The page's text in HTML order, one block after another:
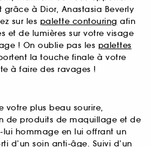
à Dior, Anastasia Beverly
sur les palette contouring afin
et de lumières sur votre visage
! On oublie pas les palettes
la touche finale à votre
à faire des ravages !
votre plus beau sourire,
de produits de maquillage et de
lui hommage en lui offrant un
d’un soin anti-âge. Suivi d’un